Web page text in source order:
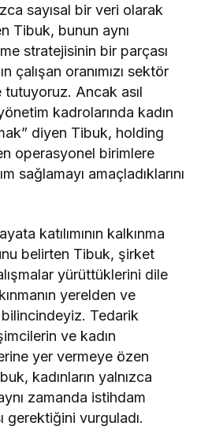
sayısal bir veri olarak
Tibuk, bunun aynı
stratejisinin bir parçası
çalışan oranımızı sektör
tutuyoruz. Ancak asıl
kadrolarında kadın
diyen Tibuk, holding
operasyonel birimlere
sağlamayı amaçladıklarını
katılımının kalkınma
belirten Tibuk, şirket
yürüttüklerini dile
yerelden ve
bilincindeyiz. Tedarik
ve kadın
yer vermeye özen
kadınların yalnızca
zamanda istihdam
gerektiğini vurguladı.